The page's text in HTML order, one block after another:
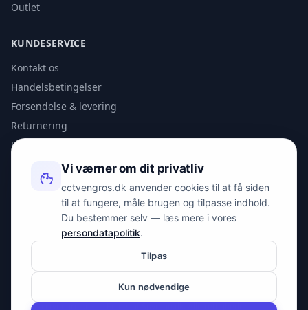
Outlet
KUNDESERVICE
Kontakt os
Handelsbetingelser
Forsendelse & levering
Returnering
Privatlivspolitik
KONTAKT
info@spyman.dk
Peter Bangs Vej 153, 2000 Frederiksberg
© 2026 cctvengros.dk — En del af Spyman.dk. Alle rettigheder
Vi værner om dit privatliv
cctvengros.dk anvender cookies til at få siden
til at fungere, måle brugen og tilpasse indhold.
Du bestemmer selv — læs mere i vores
persondatapolitik.
Tilpas
Kun nødvendige